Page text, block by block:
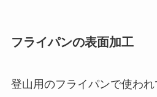
フライパンの表面加工
登山用のフライパンで使われ